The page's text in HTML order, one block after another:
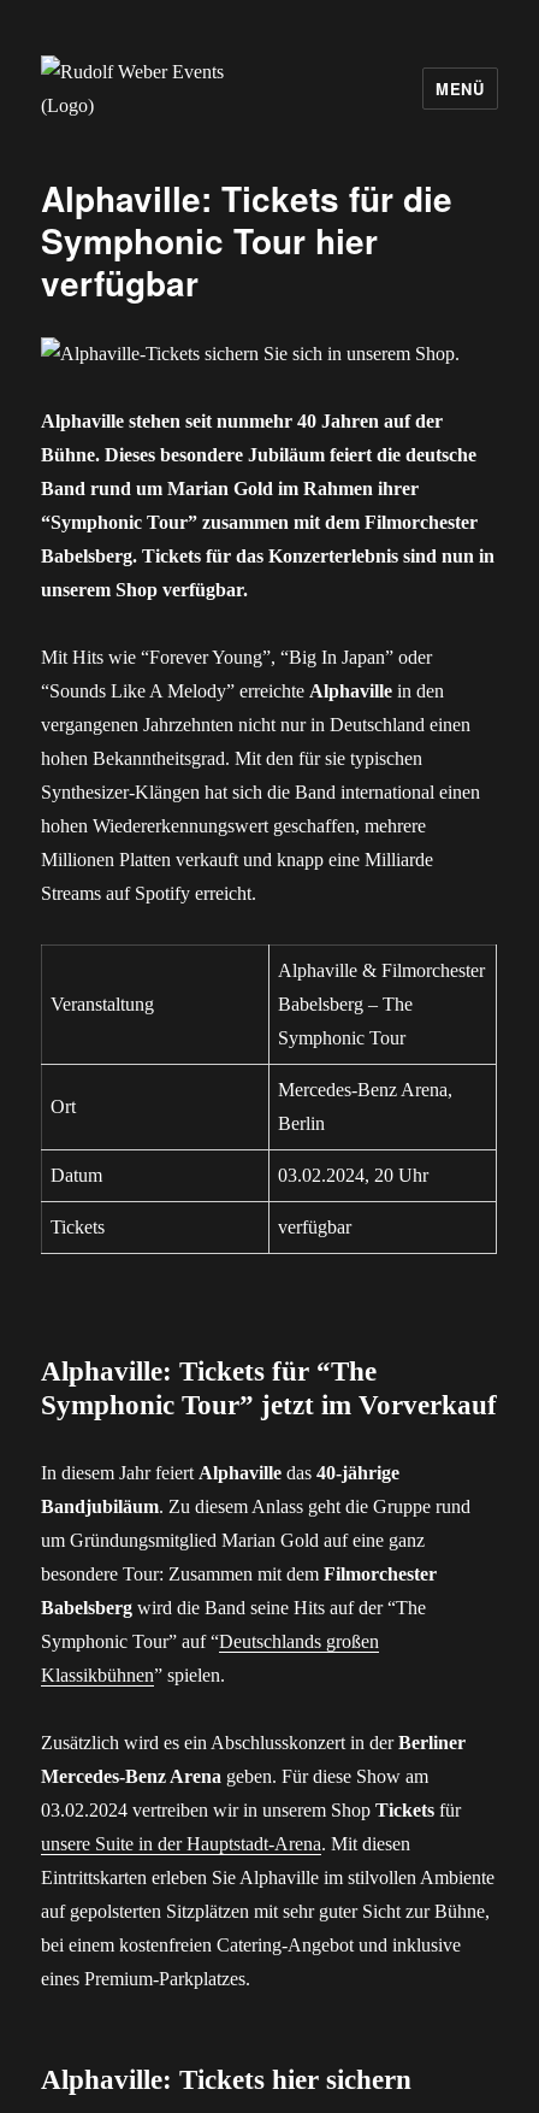
MENÜ
Alphaville: Tickets für die
Symphonic Tour hier
verfügbar
Alphaville stehen seit nunmehr 40 Jahren auf der
Bühne. Dieses besondere Jubiläum feiert die deutsche
Band rund um Marian Gold im Rahmen ihrer
“Symphonic Tour” zusammen mit dem Filmorchester
Babelsberg. Tickets für das Konzerterlebnis sind nun in
unserem Shop verfügbar.
Mit Hits wie “Forever Young”, “Big In Japan” oder
“Sounds Like A Melody” erreichte Alphaville in den
vergangenen Jahrzehnten nicht nur in Deutschland einen
hohen Bekanntheitsgrad. Mit den für sie typischen
Synthesizer-Klängen hat sich die Band international einen
hohen Wiedererkennungswert geschaffen, mehrere
Millionen Platten verkauft und knapp eine Milliarde
Streams auf Spotify erreicht.
Veranstaltung
Alphaville & Filmorchester
Babelsberg – The
Symphonic Tour
Ort
Mercedes-Benz Arena,
Berlin
Datum 03.02.2024, 20 Uhr
Tickets verfügbar
Alphaville: Tickets für “The
Symphonic Tour” jetzt im Vorverkauf
In diesem Jahr feiert Alphaville das40-jährige
Bandjubiläum. Zu diesem Anlass geht die Gruppe rund
um Gründungsmitglied Marian Gold auf eine ganz
besondere Tour: Zusammen mit demFilmorchester
Babelsberg wird die Band seine Hits auf der “The
Symphonic Tour” auf “Deutschlands großen
Klassikbühnen” spielen.
Zusätzlich wird es ein Abschlusskonzert in derBerliner
Mercedes-Benz Arena geben. Für diese Show am
03.02.2024 vertreiben wir in unserem ShopTickets für
unsere Suite in der Hauptstadt-Arena. Mit diesen
Eintrittskarten erleben Sie Alphaville im stilvollen Ambiente
auf gepolsterten Sitzplätzen mit sehr guter Sicht zur Bühne,
bei einem kostenfreien Catering-Angebot und inklusive
eines Premium-Parkplatzes.
Alphaville: Tickets hier sichern